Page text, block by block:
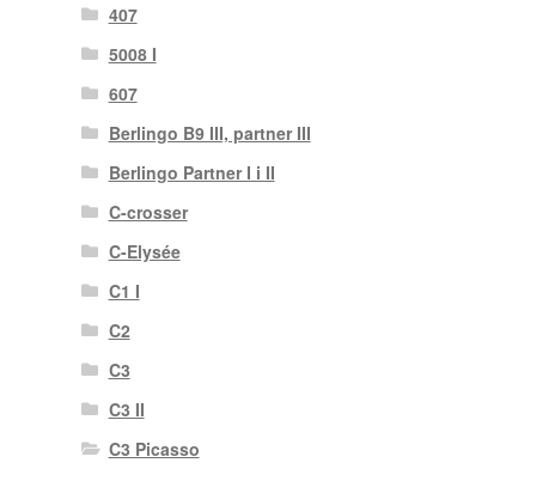
407
5008 I
607
Berlingo B9 III, partner III
Berlingo Partner I i II
C-crosser
C-Elysée
C1 I
C2
C3
C3 II
C3 Picasso